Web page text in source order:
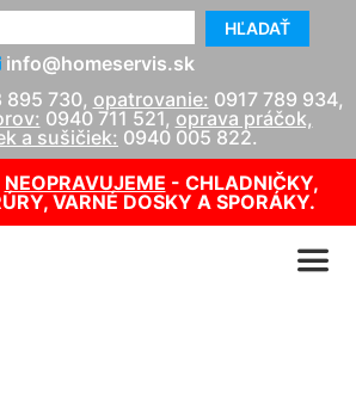
HĽADAŤ
info@homeservis.sk
895 730, opatrovanie: 0917 789 934,
0940 711 521, oprava práčok,
a sušičiek: 0940 005 822.
NEOPRAVUJEME - CHLADNIČKY,
VARNÉ DOSKY A SPORÁKY.